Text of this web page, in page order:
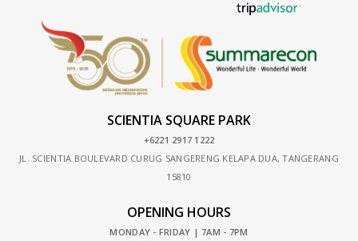
SCIENTIA SQUARE PARK
+6221 2917 1222
JL. SCIENTIA BOULEVARD CURUG SANGERENG KELAPA DUA, TANGERANG
15810
OPENING HOURS
MONDAY - FRIDAY | 7AM - 7PM